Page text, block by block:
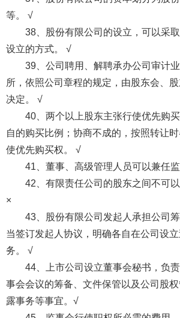
等。 √
38、股份有限公司的设立，可以采
设立的方式。 √
39、公司聘用、解聘承办公司审计
所，依照公司章程的规定，由股东会、
决定。 √
40、两个以上股东主张行使优先购
自的购买比例；协商不成的，按照转让
使优先购买权。 √
41、董事、高级管理人员可以兼任
42、有限责任公司的股东之间不可以
×
43、股份有限公司发起人承担公司
当签订发起人协议，明确各自在公司设
务。 √
44、上市公司设立董事会秘书，负
事会会议的筹备、文件保管以及公司股
露事务等事宜。√